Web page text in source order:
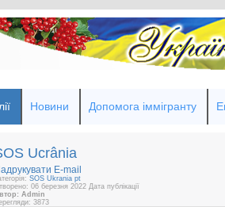
Новини Допомога іммігранту
Ucrânia
E-mail
SOS Ukrania pt
06 березня 2022Дата публікації
Admin
3873